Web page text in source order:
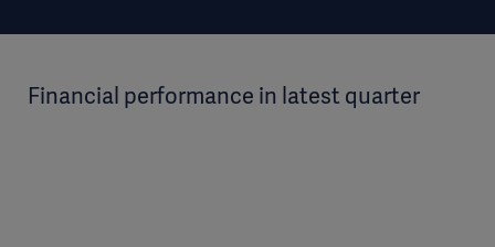
Financial performance in latest quarter